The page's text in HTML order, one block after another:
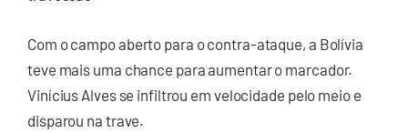
Com o campo aberto para o contra-ataque, a Bolívia
teve mais uma chance para aumentar o marcador.
Vinícius Alves se infiltrou em velocidade pelo meio e
disparou na trave.